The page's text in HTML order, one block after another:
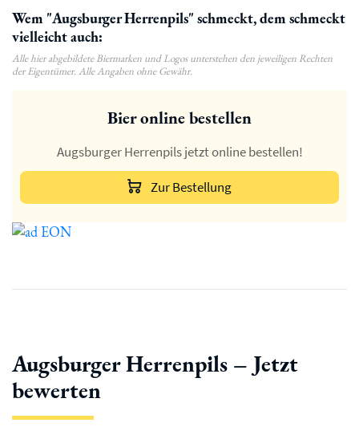
Wem "Augsburger Herrenpils" schmeckt, dem schmeckt
vielleicht auch:
Alle hier abgebildete Biermarken und Logos unterstehen den jeweiligen Rechten
der Eigentümer. Alle Angaben ohne Gewähr.
Bier online bestellen
Augsburger Herrenpils jetzt online bestellen!
Zur Bestellung
Augsburger Herrenpils – Jetzt
bewerten